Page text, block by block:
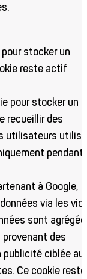
stocker un
reste actif
pour stocker un
recueillir des
utilisateurs
pendant
à Google,
via les
sont
des
publicité ciblée
Ce cookie reste